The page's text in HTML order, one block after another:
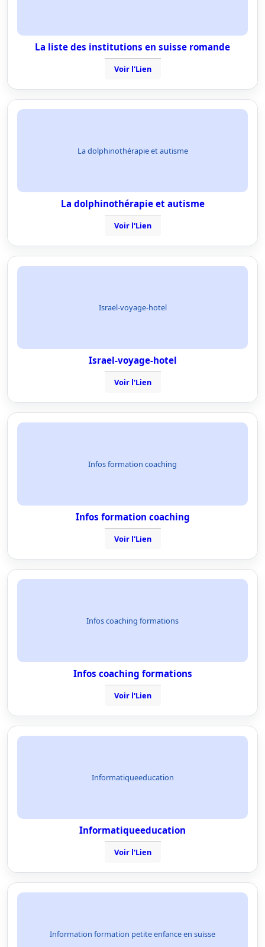
La liste des institutions en suisse romande
Voir l'Lien
La dolphinothérapie et autisme
La dolphinothérapie et autisme
Voir l'Lien
Israel-voyage-hotel
Israel-voyage-hotel
Voir l'Lien
Infos formation coaching
Infos formation coaching
Voir l'Lien
Infos coaching formations
Infos coaching formations
Voir l'Lien
Informatiqueeducation
Informatiqueeducation
Voir l'Lien
Information formation petite enfance en suisse